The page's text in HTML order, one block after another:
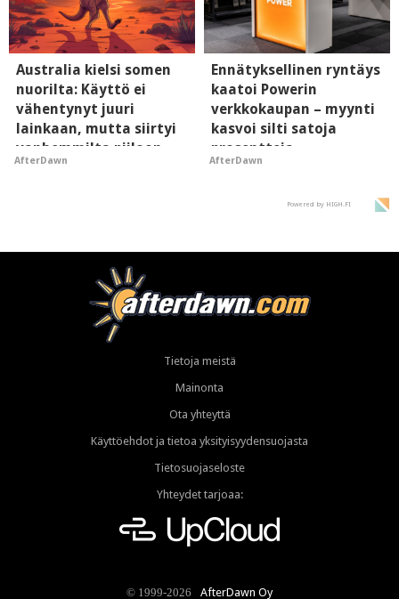
Australia kielsi somen
nuorilta: Käyttö ei
vähentynyt juuri
lainkaan, mutta siirtyi
vanhemmilta piiloon
AfterDawn
Ennätyksellinen ryntäys
kaatoi Powerin
verkkokaupan – myynti
kasvoi silti satoja
prosentteja
AfterDawn
Powered by HIGH.FI
Tietoja meistä
Mainonta
Ota yhteyttä
Käyttöehdot ja tietoa yksityisyydensuojasta
Tietosuojaseloste
Yhteydet tarjoaa:
© 1999-2026 AfterDawn Oy